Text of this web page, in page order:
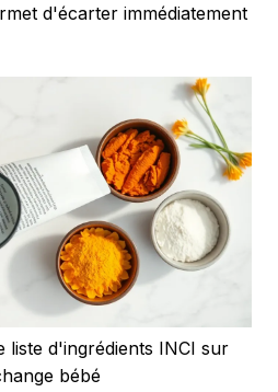
d'écarter immédiatement
liste d'ingrédients INCI sur
bébé